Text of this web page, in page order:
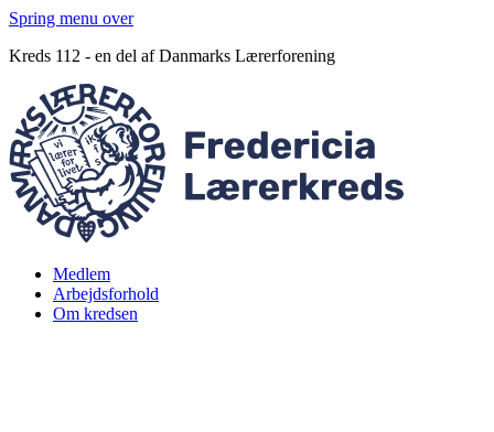
Spring menu over
Kreds 112 - en del af Danmarks Lærerforening
Medlem
Arbejdsforhold
Om kredsen